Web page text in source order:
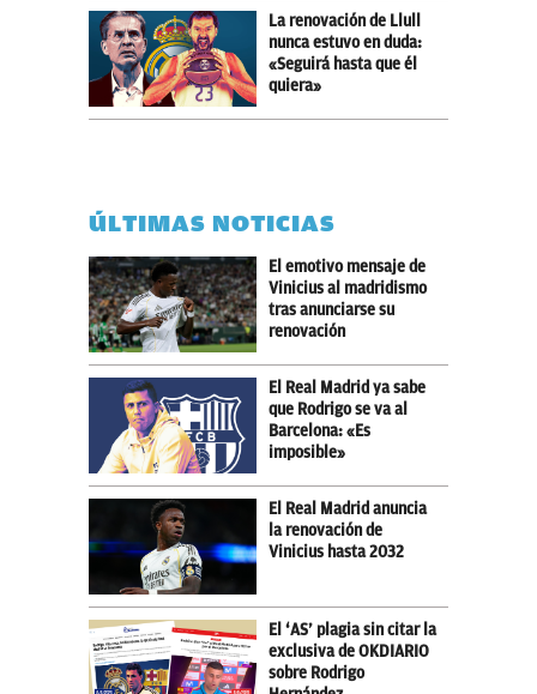
La renovación de Llull
nunca estuvo en duda:
«Seguirá hasta que él
quiera»
ÚLTIMAS NOTICIAS
El emotivo mensaje de
Vinicius al madridismo
tras anunciarse su
renovación
El Real Madrid ya sabe
que Rodrigo se va al
Barcelona: «Es
imposible»
El Real Madrid anuncia
la renovación de
Vinicius hasta 2032
El ‘AS’ plagia sin citar la
exclusiva de OKDIARIO
sobre Rodrigo